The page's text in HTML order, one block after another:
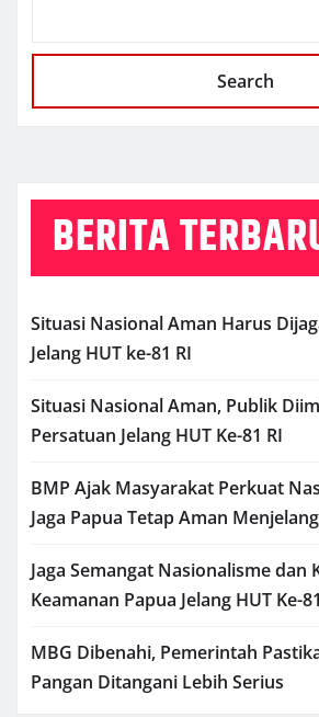
Search
BERITA
Situasi Nasional Aman Harus
Jelang HUT ke-81 RI
Situasi Nasional Aman, Publik
Persatuan Jelang HUT Ke-81 RI
BMP Ajak Masyarakat Perkuat
Jaga Papua Tetap Aman
Jaga Semangat Nasionalisme dan
Keamanan Papua Jelang HUT Ke-
MBG Dibenahi, Pemerintah
Pangan Ditangani Lebih Serius